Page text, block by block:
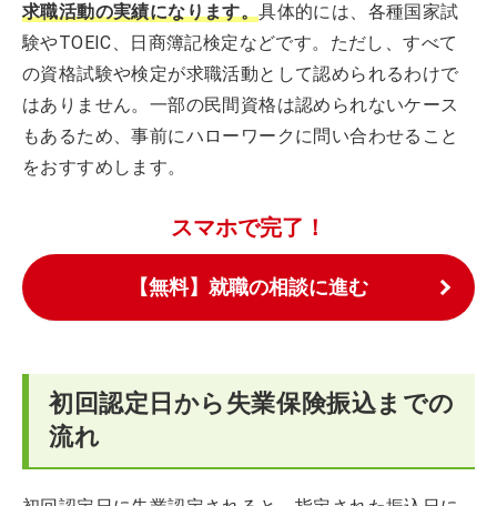
求職活動の実績になります。具体的には、各種国家試
験やTOEIC、日商簿記検定などです。ただし、すべて
の資格試験や検定が求職活動として認められるわけで
はありません。一部の民間資格は認められないケース
もあるため、事前にハローワークに問い合わせること
をおすすめします。
スマホで完了！
【無料】就職の相談に進む
初回認定日から失業保険振込までの
流れ